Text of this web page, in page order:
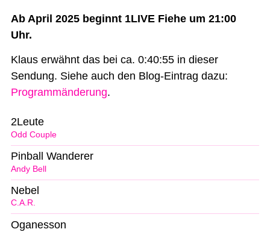
Ab April 2025 beginnt 1LIVE Fiehe um 21:00
Uhr.
Klaus erwähnt das bei ca. 0:40:55 in dieser
Sendung. Siehe auch den Blog-Eintrag dazu:
Programmänderung.
Odd Couple
2Leute
Andy Bell
Pinball Wanderer
C.A.R.
Nebel
Oganesson